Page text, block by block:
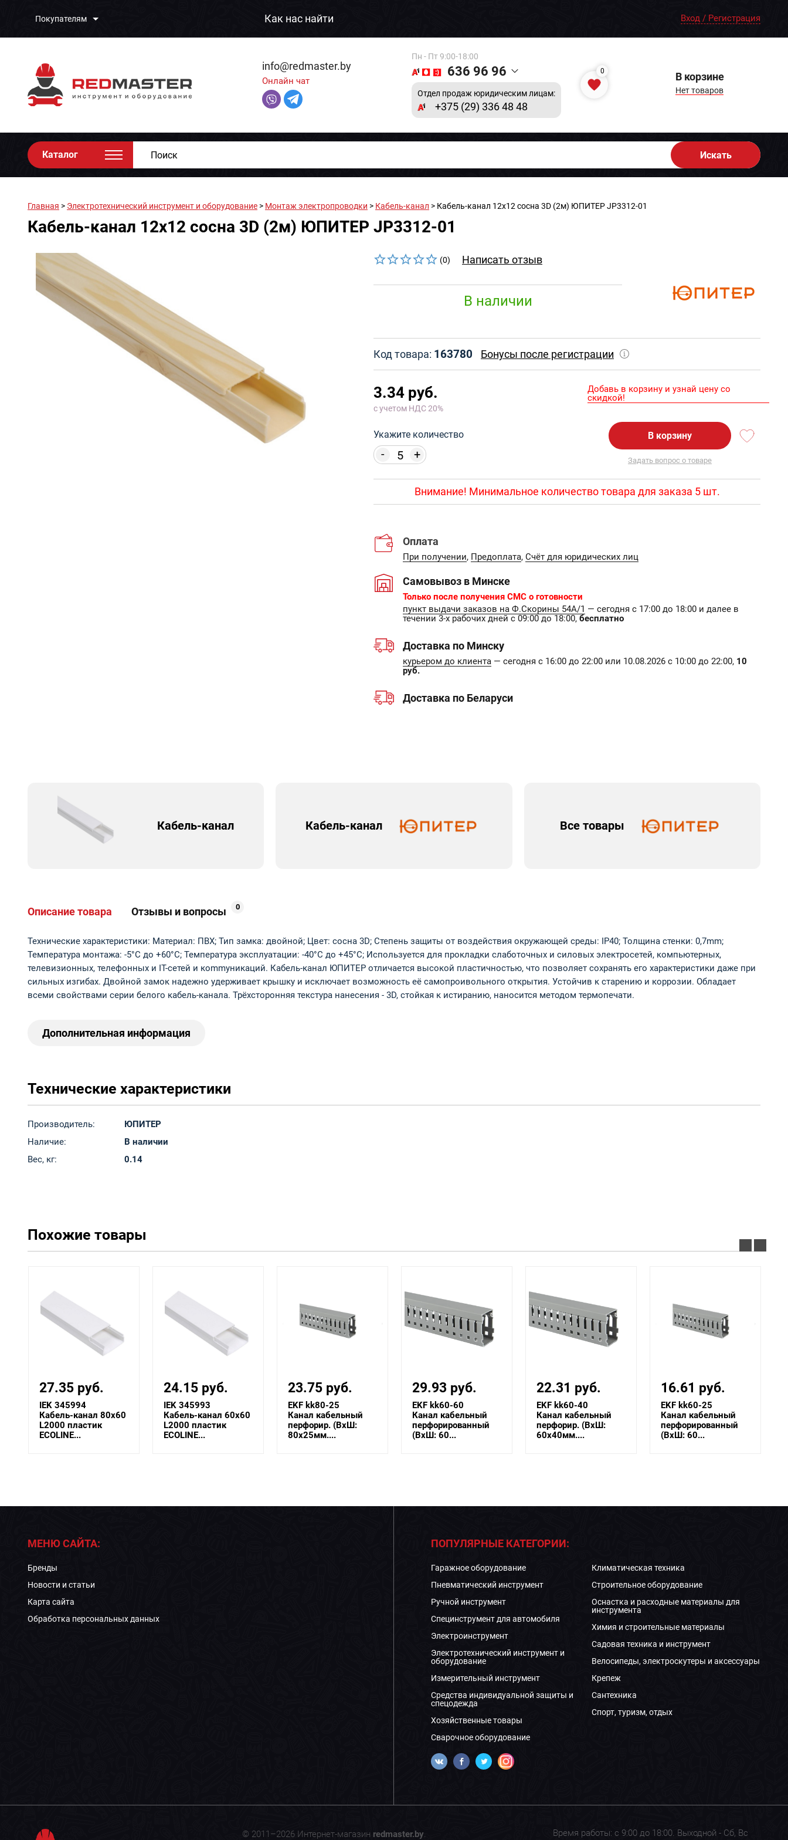
Покупателям Как нас найти Вход / Регистрация
info@redmaster.by
Онлайн чат
Пн - Пт 9:00-18:00
636 96 96
Отдел продаж юридическим лицам:
+375 (29) 336 48 48
0 В корзине
Нет товаров
Каталог Искать
Главная > Электротехнический инструмент и оборудование > Монтаж электропроводки > Кабель-канал > Кабель-канал 12х12 сосна 3D (2м) ЮПИТЕР JP3312-01
Кабель-канал 12х12 сосна 3D (2м) ЮПИТЕР JP3312-01
(0) Написать отзыв
В наличии
Код товара: 163780 Бонусы после регистрации
Добавь в корзину и узнай цену со
скидкой!
3.34 руб.
с учетом НДС 20%
Укажите количество
+
-
В корзину
Задать вопрос о товаре
Внимание! Минимальное количество товара для заказа 5 шт.
Оплата
При получении, Предоплата, Счёт для юридических лиц
Самовывоз в Минске
Только после получения СМС о готовности
пункт выдачи заказов на Ф.Скорины 54А/1 — сегодня с 17:00 до 18:00 и далее в
течении 3-х рабочих дней с 09:00 до 18:00, бесплатно
Доставка по Минску
курьером до клиента — сегодня с 16:00 до 22:00 или 10.08.2026 с 10:00 до 22:00, 10
руб.
Доставка по Беларуси
Кабель-канал Кабель-канал Все товары
Описание товара Отзывы и вопросы 0
Технические характеристики: Материал: ПВХ; Тип замка: двойной; Цвет: сосна 3D; Степень защиты от воздействия окружающей среды: IP40; Толщина стенки: 0,7mm;
Температура монтажа: -5°С до +60°С; Температура эксплуатации: -40°С до +45°С; Используется для прокладки слаботочных и силовых электросетей, компьютерных,
телевизионных, телефонных и IT-сетей и коmmуникаций. Кабель-канал ЮПИТЕР отличается высокой пластичностью, что позволяет сохранять его характеристики даже при
сильных изгибах. Двойной замок надежно удерживает крышку и исключает возможность её самопроивольного открытия. Устойчив к старению и коррозии. Обладает
всеми свойствами серии белого кабель-канала. Трёхсторонняя текстура нанесения - 3D, стойкая к истиранию, наносится методом термопечати.
Дополнительная информация
Технические характеристики
Производитель:
ЮПИТЕР
Наличие:
В наличии
Вес, кг:
0.14
Похожие товары
27.35 руб.
IEK 345994
Кабель-канал 80х60
L2000 пластик
ECOLINE...
24.15 руб.
IEK 345993
Кабель-канал 60х60
L2000 пластик
ECOLINE...
23.75 руб.
EKF kk80-25
Канал кабельный
перфорир. (ВхШ:
80х25мм....
29.93 руб.
EKF kk60-60
Канал кабельный
перфорированный
(ВхШ: 60...
22.31 руб.
EKF kk60-40
Канал кабельный
перфорир. (ВхШ:
60х40мм....
16.61 руб.
EKF kk60-25
Канал кабельный
перфорированный
(ВхШ: 60...
МЕНЮ САЙТА:
Бренды
Новости и статьи
Карта сайта
Обработка персональных данных
ПОПУЛЯРНЫЕ КАТЕГОРИИ:
Гаражное оборудование
Пневматический инструмент
Ручной инструмент
Специнструмент для автомобиля
Электроинструмент
Электротехнический инструмент и
оборудование
Измерительный инструмент
Средства индивидуальной защиты и
спецодежда
Хозяйственные товары
Сварочное оборудование
Климатическая техника
Строительное оборудование
Оснастка и расходные материалы для
инструмента
Химия и строительные материалы
Садовая техника и инструмент
Велосипеды, электроскутеры и аксессуары
Крепеж
Сантехника
Спорт, туризм, отдых
© 2011–2026 Интернет-магазин redmaster.by Время работы: с 9:00 до 18:00. Выходной - Сб, Вс